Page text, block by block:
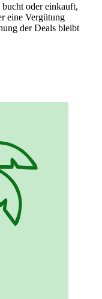
oder einkauft,
eine Vergütung
der Deals bleibt